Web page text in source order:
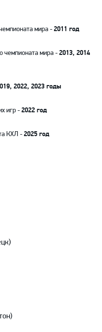
мира -2011 год
чемпионата мира -2013, 2014
2022, 2023 годы
игр -2022 год
КХЛ -2025 год